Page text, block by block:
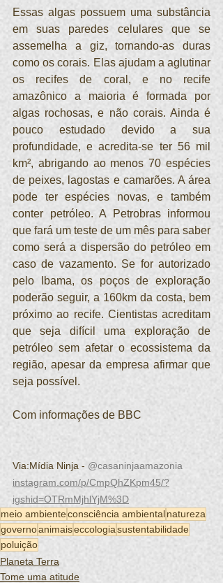
Essas algas possuem uma substância
em suas paredes celulares que se
assemelha a giz, tornando-as duras
como os corais. Elas ajudam a aglutinar
os recifes de coral, e no recife
amazônico a maioria é formada por
algas rochosas, e não corais. Ainda é
pouco estudado devido a sua
profundidade, e acredita-se ter 56 mil
km², abrigando ao menos 70 espécies
de peixes, lagostas e camarões. A área
pode ter espécies novas, e também
conter petróleo. A Petrobras informou
que fará um teste de um mês para saber
como será a dispersão do petróleo em
caso de vazamento. Se for autorizado
pelo Ibama, os poços de exploração
poderão seguir, a 160km da costa, bem
próximo ao recife. Cientistas acreditam
que seja difícil uma exploração de
petróleo sem afetar o ecossistema da
região, apesar da empresa afirmar que
seja possível.
Com informações de BBC
Via:Mídia Ninja - @casaninjaamazonia
instagram.com/p/CmpQhZKpm45/?
igshid=OTRmMjhlYjM%3D
meio ambienteconsciência ambientalnatureza
governoanimaiseccologiasustentabilidade
poluição
Planeta Terra
Tome uma atitude